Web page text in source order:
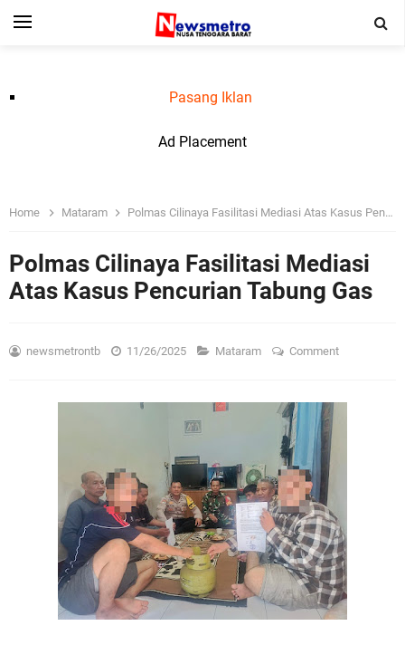
Pasang Iklan
Ad Placement
Home Mataram Polmas Cilinaya Fasilitasi Mediasi Atas Kasus Pencurian Tabung Gas
Polmas Cilinaya Fasilitasi Mediasi
Atas Kasus Pencurian Tabung Gas
newsmetrontb 11/26/2025 Mataram Comment